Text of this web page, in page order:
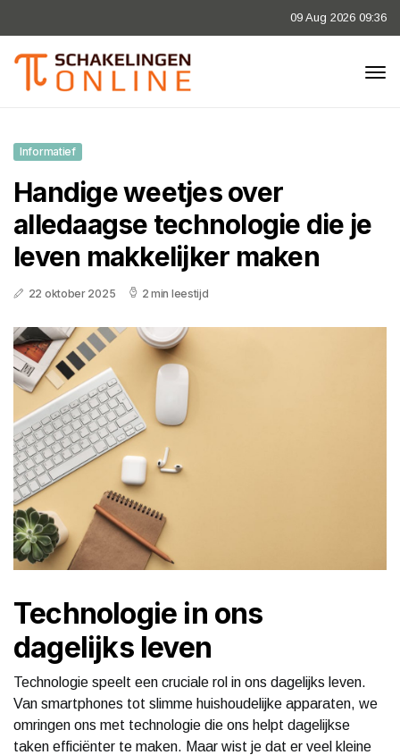
09 Aug 2026 09:36
Informatief
Handige weetjes over
alledaagse technologie die je
leven makkelijker maken
22 oktober 2025 2 min leestijd
Technologie in ons
dagelijks leven
Technologie speelt een cruciale rol in ons dagelijks leven.
Van smartphones tot slimme huishoudelijke apparaten, we
omringen ons met technologie die ons helpt dagelijkse
taken efficiënter te maken. Maar wist je dat er veel kleine